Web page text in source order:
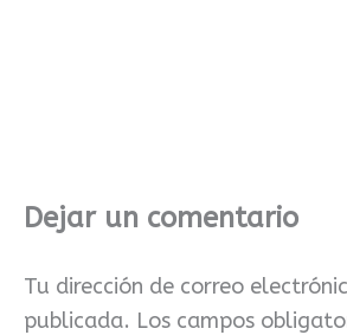
Dejar un comentario
Tu dirección de correo
publicada. Los campos